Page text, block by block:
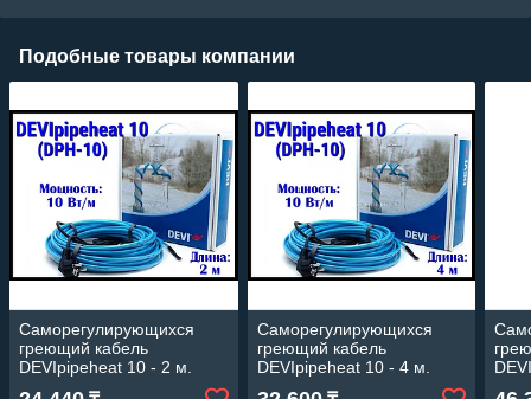
Подобные товары компании
Саморегулирующихся
греющий кабель
DEVIpipeheat 10 - 2 м.
(DPH-10, длина: 2 м.,
Саморегулирующихся
греющий кабель
DEVIpipeheat 10 - 4 м.
(DPH-10, длина: 4 м.,